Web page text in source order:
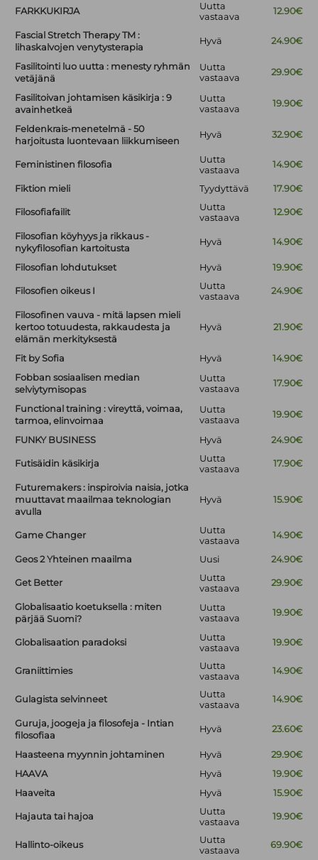
FARKKUKIRJA
Uutta
vastaava
12.90€
Fascial Stretch Therapy TM :
lihaskalvojen venytysterapia
Hyvä 24.90€
Fasilitointi luo uutta : menesty ryhmän
vetäjänä
Uutta
vastaava
29.90€
Fasilitoivan johtamisen käsikirja : 9
avainhetkeä
Uutta
vastaava
19.90€
Feldenkrais-menetelmä - 50
harjoitusta luontevaan liikkumiseen
Hyvä 32.90€
Feministinen filosofia
Uutta
vastaava
14.90€
Fiktion mieli Tyydyttävä 17.90€
Filosofiafailit
Uutta
vastaava
12.90€
Filosofian köyhyys ja rikkaus -
nykyfilosofian kartoitusta
Hyvä 14.90€
Filosofian lohdutukset Hyvä 19.90€
Filosofien oikeus I
Uutta
vastaava
24.90€
Filosofinen vauva - mitä lapsen mieli
kertoo totuudesta, rakkaudesta ja
elämän merkityksestä
Hyvä 21.90€
Fit by Sofia Hyvä
14.90€
Fobban sosiaalisen median
selviytymisopas
Uutta
vastaava
17.90€
Functional training : vireyttä, voimaa,
tarmoa, elinvoimaa
Uutta
vastaava
19.90€
FUNKY BUSINESS Hyvä 24.90€
Futisäidin käsikirja
Uutta
vastaava
17.90€
Futuremakers : inspiroivia naisia, jotka
muuttavat maailmaa teknologian
avulla
Hyvä 15.90€
Game Changer
Uutta
vastaava
14.90€
Geos 2 Yhteinen maailma Uusi 24.90€
Get Better
Uutta
vastaava
29.90€
Globalisaatio koetuksella : miten
pärjää Suomi?
Uutta
vastaava
19.90€
Globalisaation paradoksi
Uutta
vastaava
19.90€
Graniittimies
Uutta
vastaava
14.90€
Gulagista selvinneet
Uutta
vastaava
14.90€
Guruja, joogeja ja filosofeja - Intian
filosofiaa
Hyvä 23.60€
Haasteena myynnin johtaminen Hyvä
29.90€
HAAVA
Hyvä
19.90€
Haaveita
Hyvä 15.90€
Hajauta tai hajoa
Uutta
vastaava
19.90€
Hallinto-oikeus
Uutta
vastaava
69.90€